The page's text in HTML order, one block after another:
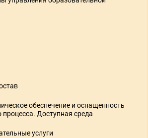
обеспечение и оснащенность
процесса. Доступная среда
услуги